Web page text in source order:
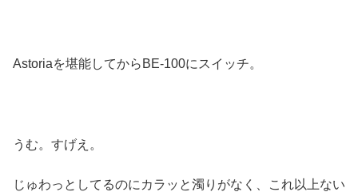
Astoriaを堪能してからBE-100にスイッチ。
うむ。すげえ。
じゅわっとしてるのにカラッと濁りがなく、これ以上ない